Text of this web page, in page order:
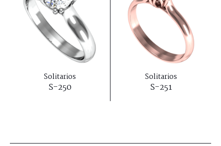
Solitarios
S-250
Solitarios
S-251